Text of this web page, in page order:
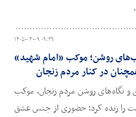
۱۴۰۵-۰۳-۰۹ ۰۹:۲۹
روشن؛ موکب «امام شهید»
در کنار مردم زنجان
نگاه‌های روشن مردم زنجان، موکب
را زنده کرد؛ حضوری از جنس عشق